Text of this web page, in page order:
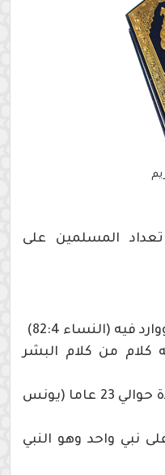
المسلمين على
فيه (النساء 82:4)
كلام من كلام البشر
تنزّل على النبي محمد لمدة حوالي 23 عاما (يونس
نبي واحد وهو النبي